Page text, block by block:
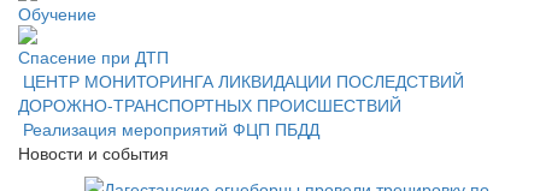
Обучение
Спасение при ДТП
ЦЕНТР МОНИТОРИНГА ЛИКВИДАЦИИ ПОСЛЕДСТВИЙ
ДОРОЖНО-ТРАНСПОРТНЫХ ПРОИСШЕСТВИЙ
Реализация мероприятий ФЦП ПБДД
Новости и события